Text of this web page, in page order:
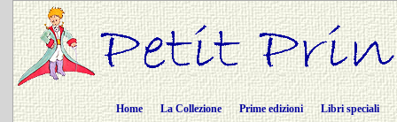
Home La Collezione Prime edizioni Libri speciali